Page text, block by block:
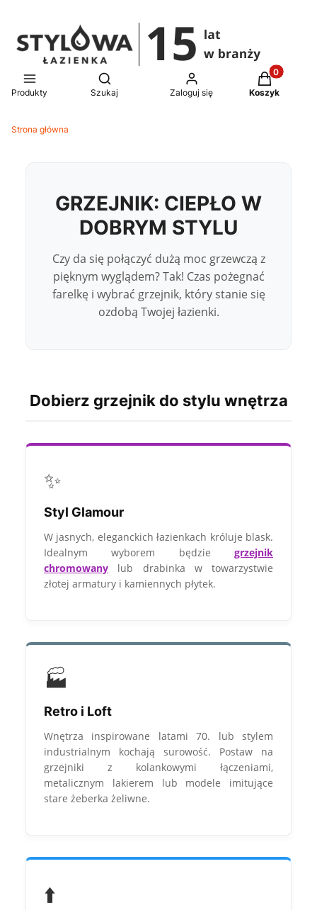
Produkty
Otwórz wyszukiwarkę
Szukaj Zaloguj się
Produkty
Koszyk
Strona główna
GRZEJNIK: CIEPŁO W
DOBRYM STYLU
Czy da się połączyć dużą moc grzewczą z
pięknym wyglądem? Tak! Czas pożegnać
farelkę i wybrać grzejnik, który stanie się
ozdobą Twojej łazienki.
Dobierz grzejnik do stylu wnętrza
✨
Styl Glamour
W jasnych, eleganckich łazienkach króluje blask.
Idealnym wyborem będzie grzejnik
chromowany lub drabinka w towarzystwie
złotej armatury i kamiennych płytek.
🏭
Retro i Loft
Wnętrza inspirowane latami 70. lub stylem
industrialnym kochają surowość. Postaw na
grzejniki z kolankowymi łączeniami,
metalicznym lakierem lub modele imitujące
stare żeberka żeliwne.
⬆️